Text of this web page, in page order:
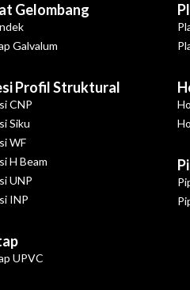
Gelombang
Galvalum
Profil Struktural
CNP
Siku
WF
H Beam
UNP
INP
UPVC